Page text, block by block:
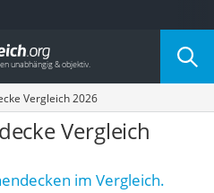
Kategorie
Vergleich 2026
Vergleich
im Vergleich.